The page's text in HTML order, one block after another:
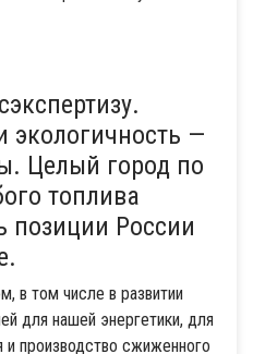
экологичность —
Целый город по
топлива
позиции России
в том числе в развитии
для нашей энергетики, для
и производство сжиженного